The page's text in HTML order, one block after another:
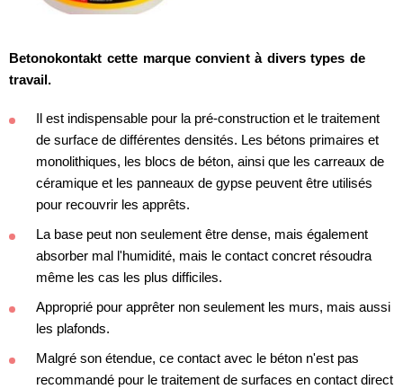
Betonokontakt cette marque convient à divers types de
travail.
Il est indispensable pour la pré-construction et le traitement
de surface de différentes densités. Les bétons primaires et
monolithiques, les blocs de béton, ainsi que les carreaux de
céramique et les panneaux de gypse peuvent être utilisés
pour recouvrir les apprêts.
La base peut non seulement être dense, mais également
absorber mal l'humidité, mais le contact concret résoudra
même les cas les plus difficiles.
Approprié pour apprêter non seulement les murs, mais aussi
les plafonds.
Malgré son étendue, ce contact avec le béton n'est pas
recommandé pour le traitement de surfaces en contact direct